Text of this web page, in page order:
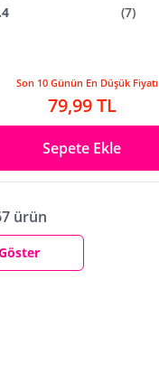
(7)
Son 10 Günün En Düşük Fiyatı
79,99 TL
Sepete Ekle
ürün